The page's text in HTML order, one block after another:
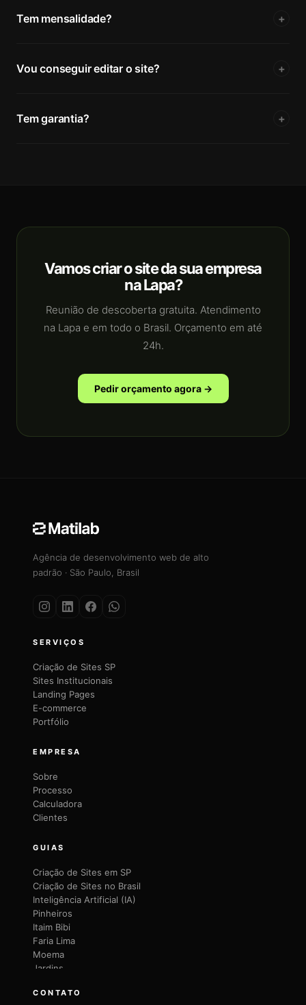
Tem mensalidade? +
Vou conseguir editar o site? +
Tem garantia? +
Vamos criar o site da sua empresa
na Lapa?
Reunião de descoberta gratuita. Atendimento
na Lapa e em todo o Brasil. Orçamento em até
24h.
Pedir orçamento agora →
Agência de desenvolvimento web de alto
padrão · São Paulo, Brasil
SERVIÇOS
Criação de Sites SP
Sites Institucionais
Landing Pages
E-commerce
Portfólio
EMPRESA
Sobre
Processo
Calculadora
Clientes
GUIAS
Criação de Sites em SP
Criação de Sites no Brasil
Inteligência Artificial (IA)
Pinheiros
Itaim Bibi
Faria Lima
Moema
Jardins
Vila Mariana
CONTATO